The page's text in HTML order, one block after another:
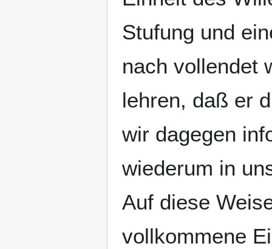
Stufung und
nach vollendet
lehren, daß er
wir dagegen
wiederum in
Auf diese
vollkommene